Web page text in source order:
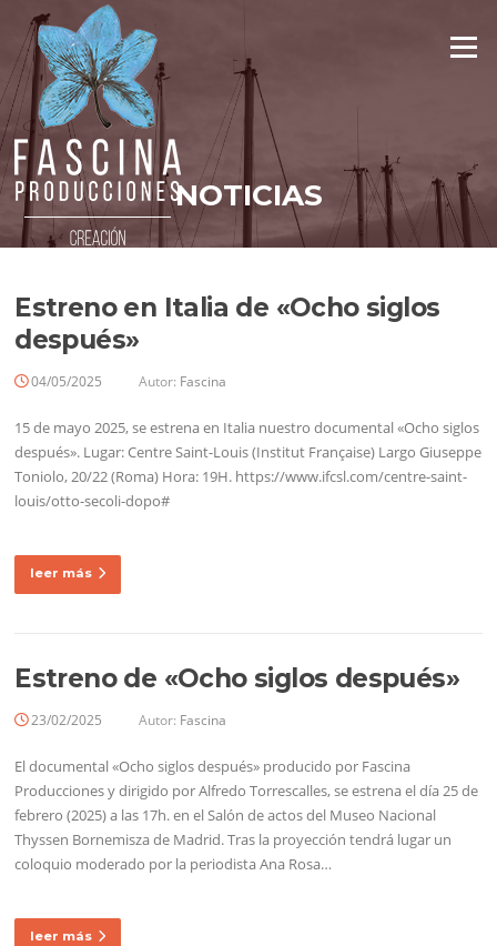
contenido
Menú
NOTICIAS
⎮NOTICIAS⎮
Estreno en Italia de «Ocho siglos
después»
04/05/2025 Autor: Fascina
15 de mayo 2025, se estrena en Italia nuestro documental «Ocho siglos
después». Lugar: Centre Saint-Louis (Institut Française) Largo Giuseppe
Toniolo, 20/22 (Roma) Hora: 19H. https://www.ifcsl.com/centre-saint-
louis/otto-secoli-dopo# ​
leer más
Estreno de «Ocho siglos después»
23/02/2025 Autor: Fascina
El documental «Ocho siglos después» producido por Fascina
Producciones y dirigido por Alfredo Torrescalles, se estrena el día 25 de
febrero (2025) a las 17h. en el Salón de actos del Museo Nacional
Thyssen Bornemisza de Madrid. Tras la proyección tendrá lugar un
coloquio moderado por la periodista Ana Rosa…
leer más